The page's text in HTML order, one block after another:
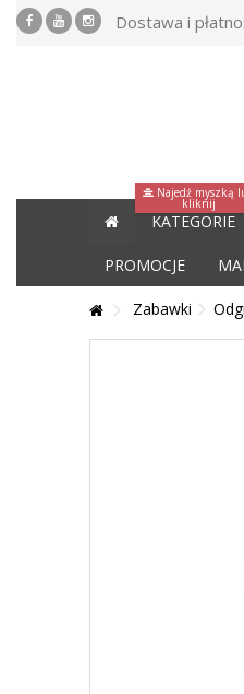
Dostawa i
KATEGORIE
Najedź myszką
kliknij
PROMOCJE
Zabawki